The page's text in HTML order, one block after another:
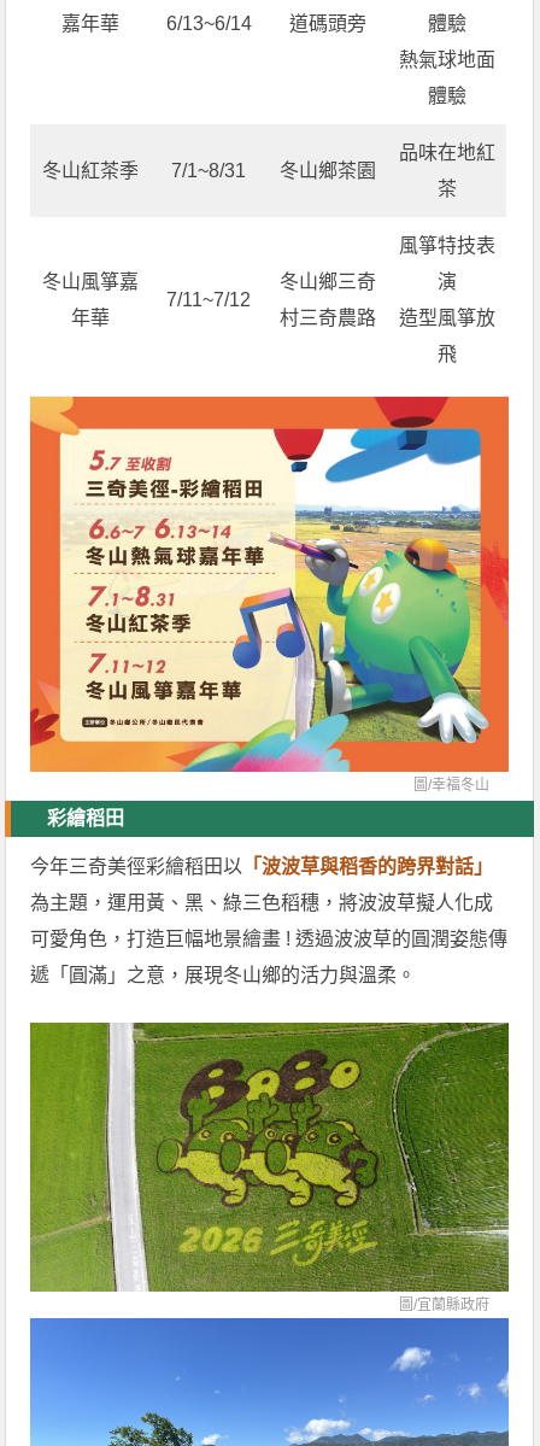
嘉年華
6/13~6/14
道碼頭旁
體驗
熱氣球地面
體驗
冬山紅茶季 7/1~8/31 冬山鄉茶園
品味在地紅
茶
冬山風箏嘉
年華
7/11~7/12
冬山鄉三奇
村三奇農路
風箏特技表
演
造型風箏放
飛
圖/幸福冬山
彩繪稻田
今年三奇美徑彩繪稻田以 「波波草與稻香的跨界對話」
為主題，運用黃、黑、綠三色稻穗，將波波草擬人化成
可愛角色，打造巨幅地景繪畫 ! 透過波波草的圓潤姿態傳
遞「圓滿」之意，展現冬山鄉的活力與溫柔。
圖/宜蘭縣政府